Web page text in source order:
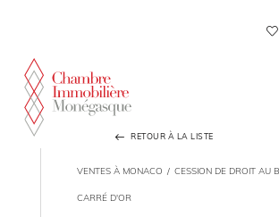
RETOUR À LA LISTE
VENTES À MONACO CESSION DE DROIT AU
CARRÉ D'OR